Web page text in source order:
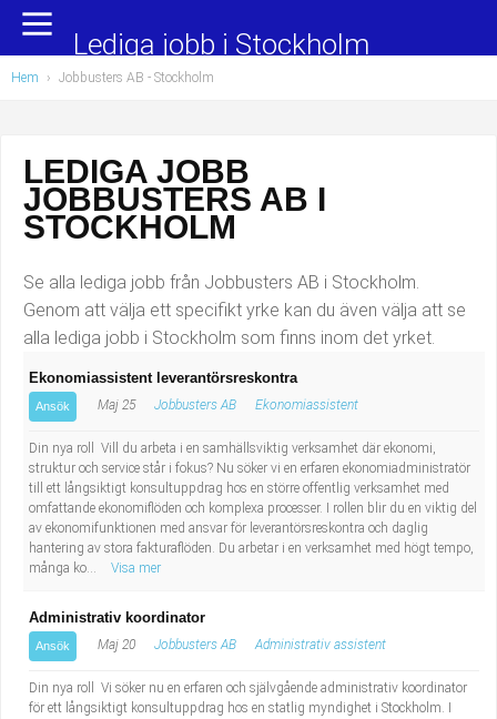
Yrkesområden
Administration, ekonomi, juridik
Chefer och verksamhetsledare
Data/IT
Försäljning, inköp, marknadsföring
Hantverksyrken
Hotell, restaurang, storhushåll
Hälso- och sjukvård
Industriell tillverkning
Installation, drift, underhåll
Kropps- och skönhetsvård
Kultur, media, design
Populära jobb
Undersköterska, hemtjänst och äldreboende
Barnskötare
Lärare i förskola/Förskollärare
Lagerarbetare
Bussförare/Busschaufför
Elevassistent
Personlig assistent
Behandlingsassistent/Socialpedagog
Tandsköterska
Budbilsförare
Tidningsbud/Tidningsdistributör
Lediga jobb i Stockholm
Hem › Jobbusters AB - Stockholm
LEDIGA JOBB
JOBBUSTERS AB I
STOCKHOLM
Se alla lediga jobb från Jobbusters AB i Stockholm.
Genom att välja ett specifikt yrke kan du även välja att se
alla lediga jobb i Stockholm som finns inom det yrket.
Ekonomiassistent leverantörsreskontra
Ansök Maj 25 Jobbusters AB Ekonomiassistent
Din nya roll Vill du arbeta i en samhällsviktig verksamhet där ekonomi,
struktur och service står i fokus? Nu söker vi en erfaren ekonomiadministratör
till ett långsiktigt konsultuppdrag hos en större offentlig verksamhet med
omfattande ekonomiflöden och komplexa processer. I rollen blir du en viktig del
av ekonomifunktionen med ansvar för leverantörsreskontra och daglig
hantering av stora fakturaflöden. Du arbetar i en verksamhet med högt tempo,
många ko...
Visa mer
Administrativ koordinator
Ansök Maj 20 Jobbusters AB Administrativ assistent
Din nya roll Vi söker nu en erfaren och självgående administrativ koordinator
för ett långsiktigt konsultuppdrag hos en statlig myndighet i Stockholm. I